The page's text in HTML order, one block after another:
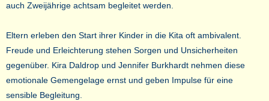
auch Zweijährige achtsam begleitet werden.
Eltern erleben den Start ihrer Kinder in die Kita oft ambivalent.
Freude und Erleichterung stehen Sorgen und Unsicherheiten
gegenüber. Kira Daldrop und Jennifer Burkhardt nehmen diese
emotionale Gemengelage ernst und geben Impulse für eine
sensible Begleitung.